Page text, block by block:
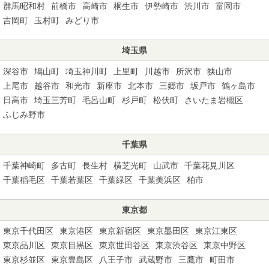
群馬昭和村
前橋市 高崎市 桐生市 伊勢崎市 渋川市
富岡市
吉岡町
玉村町 みどり市
埼玉県
深谷市 鳩山町 埼玉神川町 上里町 川越市 所沢市
狭山市
上尾市
越谷市 和光市 新座市 北本市 三郷市 坂戸市
鶴ヶ島市
日高市
埼玉三芳町 毛呂山町 杉戸町 松伏町
さいたま岩槻区
ふじみ野市
千葉県
千葉神崎町 多古町 長生村 横芝光町 山武市
千葉花見川区
千葉稲毛区
千葉若葉区 千葉緑区 千葉美浜区 柏市
東京都
東京千代田区 東京港区 東京新宿区 東京墨田区
東京江東区
東京品川区
東京目黒区 東京世田谷区 東京渋谷区
東京中野区
東京杉並区
東京豊島区 八王子市 武蔵野市 三鷹市
町田市